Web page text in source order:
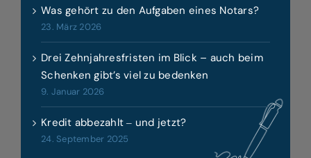
Was gehört zu den Aufgaben eines Notars?
23. März 2026
Drei Zehnjahresfristen im Blick – auch beim
Schenken gibt’s viel zu bedenken
9. Januar 2026
Kredit abbezahlt ‒ und jetzt?
24. September 2025